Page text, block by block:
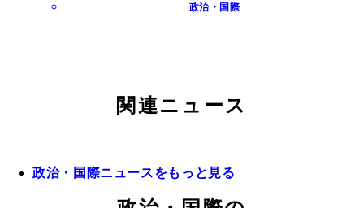
政治・国際
関連ニュース
政治・国際ニュースをもっと見る